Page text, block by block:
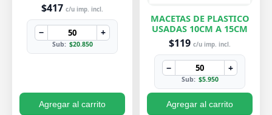
$417 c/u imp. incl.
− +
Sub: $20.850
Agregar al carrito
MACETAS DE PLASTICO
USADAS 10CM A 15CM
$119 c/u imp. incl.
− +
Sub: $5.950
Agregar al carrito